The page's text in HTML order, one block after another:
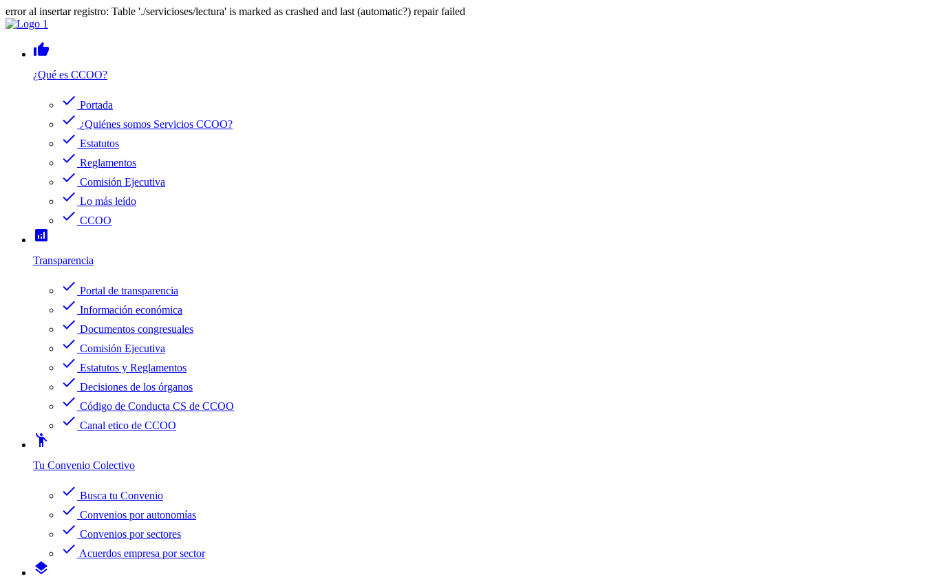
error al insertar registro: Table './servicioses/lectura' is marked as crashed and last (automatic?) repair failed
thumb_up
¿Qué es CCOO?
check Portada
check ¿Quiénes somos Servicios CCOO?
check Estatutos
check Reglamentos
check Comisión Ejecutiva
check Lo más leído
check CCOO
analytics
Transparencia
check Portal de transparencia
check Información económica
check Documentos congresuales
check Comisión Ejecutiva
check Estatutos y Reglamentos
check Decisiones de los órganos
check Código de Conducta CS de CCOO
check Canal etico de CCOO
emoji_people
Tu Convenio Colectivo
check Busca tu Convenio
check Convenios por autonomías
check Convenios por sectores
check Acuerdos empresa por sector
layers